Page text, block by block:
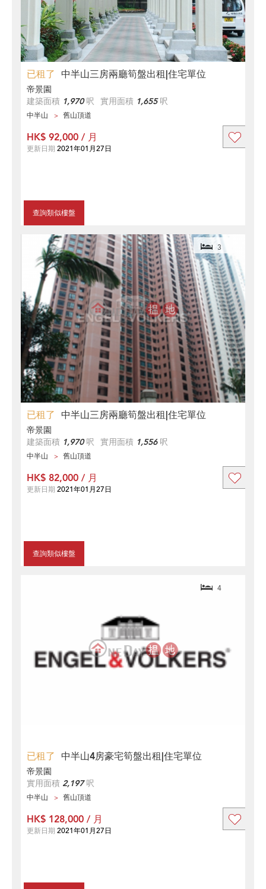
已租了 中半山三房兩廳筍盤出租|住宅單位
帝景園
建築面積 1,970呎 實用面積 1,655呎
中半山 舊山頂道
查詢類似樓盤
HK$ 92,000 / 月
更新日期 2021年01月27日
已租了 中半山三房兩廳筍盤出租|住宅單位
3
帝景園
建築面積 1,970呎 實用面積 1,556呎
中半山 舊山頂道
查詢類似樓盤
HK$ 82,000 / 月
更新日期 2021年01月27日
已租了 中半山4房豪宅筍盤出租|住宅單位
4
帝景園
實用面積 2,197呎
中半山 舊山頂道
HK$ 128,000 / 月
更新日期 2021年01月27日